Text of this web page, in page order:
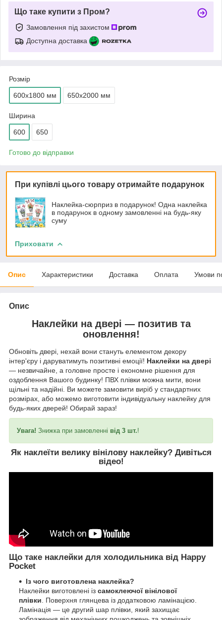
Що таке купити з Пром?
Замовлення під захистом
Доступна доставка
Розмір
600х1800 мм 650х2000 мм
Ширина
600 650
Готово до відправки
При купівлі цього товару отримайте подарунок
Наклейка-сюрприз в подарунок! Одна наклейка
в подарунок в одному замовленні на будь-яку
суму
Приховати
Опис Характеристики Доставка Оплата Умови
Опис
Наклейки на двері — позитив та
оновлення!
Обновіть двері, нехай вони стануть елементом декору
інтер'єру і даруватимуть позитивні емоції! Наклейки на двері
— незвичайне, а головне просте і економне рішення для
оздоблення Вашого будинку! ПВХ плівки можна мити, вони
щільні та надійні. Ви можете замовити виріб у стандартних
розмірах, або можемо виготовити індивідуальну наклейку для
будь-яких дверей! Обирай зараз!
Увага! Знижка при замовленні від 3 шт.!
Як наклеїти велику вінілову наклейку? Дивіться
відео!
Що таке наклейки для холодильника від Happy
Pocket
Із чого виготовлена наклейка?
Наклейки виготовлені із самоклеючої вінілової
плівки . Поверхня глянцева із додатковою ламінацією.
Ламінація — це другий шар плівки, який захищає